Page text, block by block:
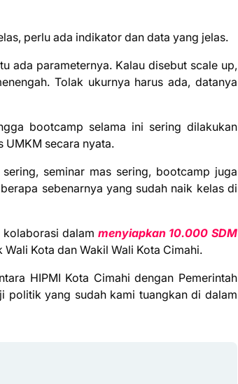
perlu ada indikator dan data yang jelas.
ada parameternya. Kalau disebut scale up,
Tolak ukurnya harus ada, datanya
bootcamp selama ini sering dilakukan
UMKM secara nyata.
seminar mas sering, bootcamp juga
sebenarnya yang sudah naik kelas di
kolaborasi dalam menyiapkan 10.000 SDM
Kota dan Wakil Wali Kota Cimahi.
HIPMI Kota Cimahi dengan Pemerintah
politik yang sudah kami tuangkan di dalam